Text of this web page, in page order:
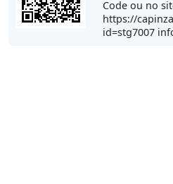
Code ou no
https://
id=stg7007